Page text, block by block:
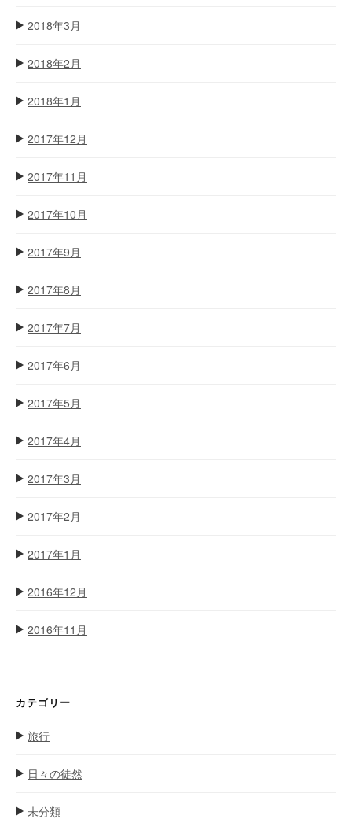
2018年3月
2018年2月
2018年1月
2017年12月
2017年11月
2017年10月
2017年9月
2017年8月
2017年7月
2017年6月
2017年5月
2017年4月
2017年3月
2017年2月
2017年1月
2016年12月
2016年11月
カテゴリー
旅行
日々の徒然
未分類